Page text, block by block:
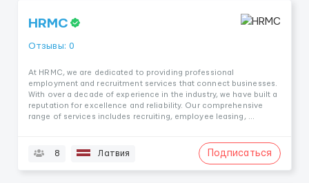
HRMC
Отзывы: 0
At HRMC, we are dedicated to providing professional
employment and recruitment services that connect businesses.
With over a decade of experience in the industry, we have built a
reputation for excellence and reliability. Our comprehensive
range of services includes recruiting, employee leasing, ...
8 Латвия Подписаться